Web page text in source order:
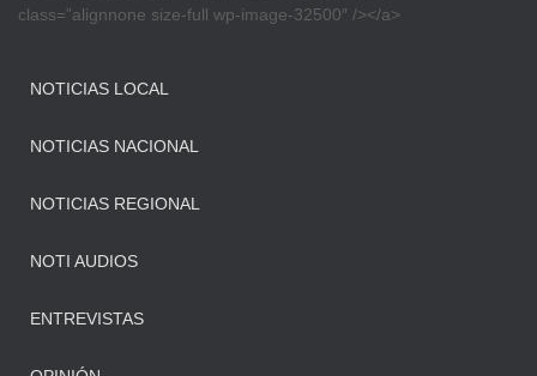
class=”alignnone size-full wp-image-32500″ /></a>
NOTICIAS LOCAL
NOTICIAS NACIONAL
NOTICIAS REGIONAL
NOTI AUDIOS
ENTREVISTAS